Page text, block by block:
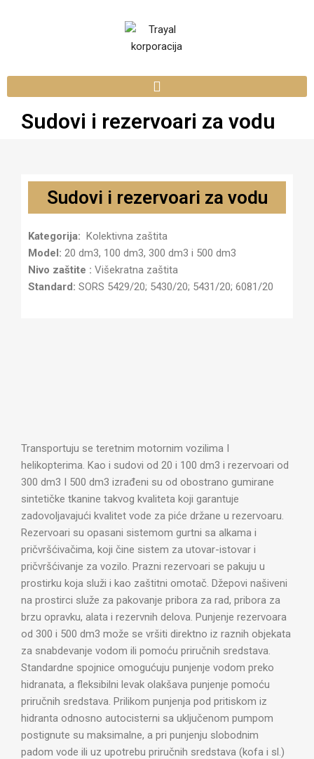
Sudovi i rezervoari za vodu
Sudovi i rezervoari za vodu
Kategorija: Kolektivna zaštita
Model: 20 dm3, 100 dm3, 300 dm3 i 500 dm3
Nivo zaštite : Višekratna zaštita
Standard: SORS 5429/20; 5430/20; 5431/20; 6081/20
Transportuju se teretnim motornim vozilima I
helikopterima. Kao i sudovi od 20 i 100 dm3 i rezervoari od
300 dm3 I 500 dm3 izrađeni su od obostrano gumirane
sintetičke tkanine takvog kvaliteta koji garantuje
zadovoljavajući kvalitet vode za piće držane u rezervoaru.
Rezervoari su opasani sistemom gurtni sa alkama i
pričvršćivačima, koji čine sistem za utovar-istovar i
pričvršćivanje za vozilo. Prazni rezervoari se pakuju u
prostirku koja služi i kao zaštitni omotač. Džepovi našiveni
na prostirci služe za pakovanje pribora za rad, pribora za
brzu opravku, alata i rezervnih delova. Punjenje rezervoara
od 300 i 500 dm3 može se vršiti direktno iz raznih objekata
za snabdevanje vodom ili pomoću priručnih sredstava.
Standardne spojnice omogućuju punjenje vodom preko
hidranata, a fleksibilni levak olakšava punjenje pomoću
priručnih sredstava. Prilikom punjenja pod pritiskom iz
hidranta odnosno autocisterni sa uključenom pumpom
postignute su maksimalne, a pri punjenju slobodnim
padom vode ili uz upotrebu priručnih sredstava (kofa i sl.)